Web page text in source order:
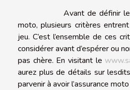
Avant de définir le tarif
moto, plusieurs critères
jeu. C’est l’ensemble de ces
considérer avant d’espérer ou
pas chère. En visitant le
aurez plus de détails sur
parvenir à avoir l’assurance